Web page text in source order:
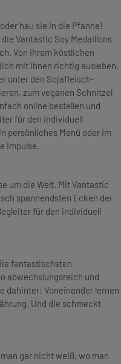
hau sie in die Pfanne!
Vantastic Soy Medaillons
Von ihrem köstlichen
mit ihnen richtig ausleben.
unter den Sojafleisch-
zum veganen Schnitzel
online bestellen und
für den individuell
persönliches Menü oder im
Impulse.
um die Welt. Mit Vantastic
spannendsten Ecken der
für den individuell
fantastischsten
abwechslungsreich und
dahinter: Voneinander lernen
Und die schmeckt
gar nicht weiß, wo man